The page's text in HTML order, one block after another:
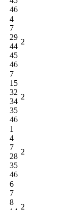
46
4
7
29
44
45
46
2
7
15
32
34
35
46
2
1
4
7
28
35
46
2
6
7
8
2